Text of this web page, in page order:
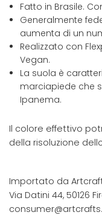
Fatto in Brasile.
Generalmente
aumenta di un
Realizzato con
Vegan.
La suola è
marciapiede che
Ipanema.
Il colore effettivo
della risoluzione
Importato da
Via Datini 44, 50126